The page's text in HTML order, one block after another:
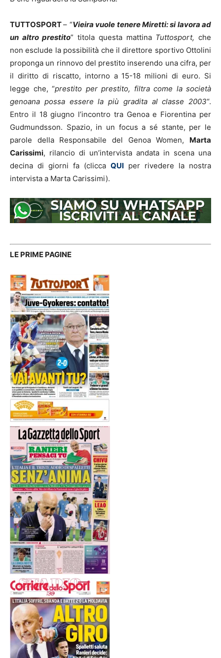
TUTTOSPORT– “Vieira vuole tenere Miretti: si lavora ad
un altro prestito” titola questa mattina Tuttosport,che
non esclude la possibilità che il direttore sportivo Ottolini
proponga un rinnovo del prestito inserendo una cifra, per
il diritto di riscatto, intorno a 15-18 milioni di euro. Si
legge che, “prestito per prestito, filtra come la società
genoana possa essere la più gradita al classe 2003“.
Entro il 18 giugno l’incontro tra Genoa e Fiorentina per
Gudmundsson. Spazio, in un focus a sé stante, per le
parole della Responsabile del Genoa Women, Marta
Carissimi, rilancio di un’intervista andata in scena una
decina di giorni fa (clicca QUI per rivedere la nostra
intervista a Marta Carissimi).
LE PRIME PAGINE